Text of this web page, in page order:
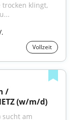
trocken klingt,
Vollzeit
/
(w/m/d)
sucht am